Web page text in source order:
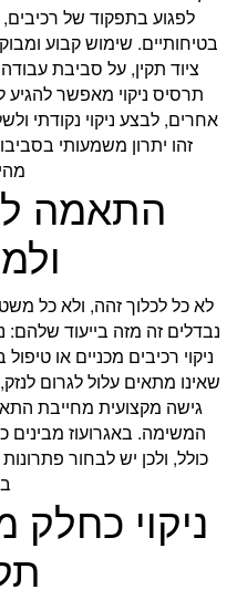
לפגוע בתפקוד של רכיבים,
בטיחותיים. שימוש קבוע
ציוד תקין, על סביבת
תרסיס ניקוי מאפשר
אחרים, לבצע ניקוי נקודתי
זהו יתרון משמעותי
התאמה
לא כל לכלוך זהה, ולא כל
נבדלים זה מזה בייעוד שלהם:
ניקוי רכיבים מכניים או
שאינו מתאים עלול לגרום
גישה מקצועית מחייבת
המשימה. באגרועוז מבינים
כולל, ולכן יש לבחור
ניקוי